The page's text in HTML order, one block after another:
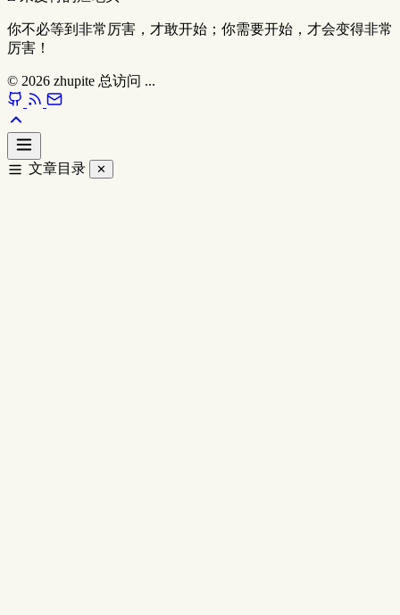
你不必等到非常厉害，才敢开始；你需要开始，才会变得非常
厉害！
© 2026 zhupite 总访问 ...
文章目录 ✕